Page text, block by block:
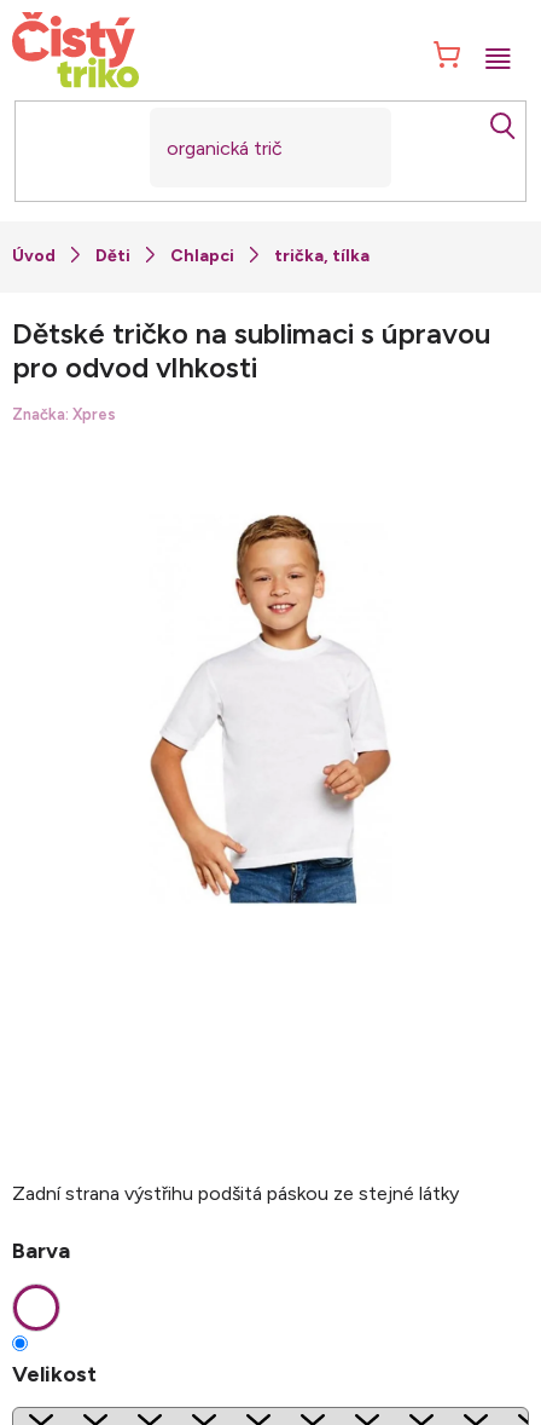
Přejít
na
obsah
Děti Chlapci trička, tílka
Zadní strana výstřihu podšitá páskou ze stejné látky
Barva
Velikost
Dětské tričko na sublimaci s úpravou
pro odvod vlhkosti
Značka: Xpres